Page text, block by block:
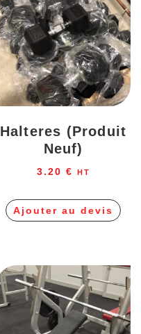
Halteres (produit
Neuf)
3.20 € HT
Ajouter au devis